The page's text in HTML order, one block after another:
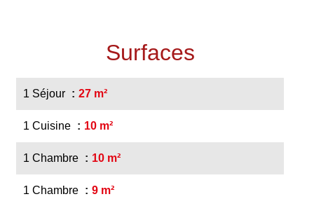
Surfaces
1 Séjour 27 m²
1 Cuisine 10 m²
1 Chambre 10 m²
1 Chambre 9 m²